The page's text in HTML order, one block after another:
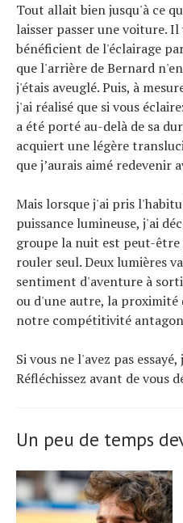
Tout allait bien jusqu'à ce
laisser passer une voiture. Il
bénéficient de l'éclairage
que l'arrière de Bernard
j'étais aveuglé. Puis, à
j'ai réalisé que si vous
a été porté au-delà de sa
acquiert une légère
que j’aurais aimé redevenir
Mais lorsque j'ai pris
puissance lumineuse, j'ai
groupe la nuit est peut-être
rouler seul. Deux lumières
sentiment d'aventure à
ou d'une autre, la proximité
notre compétitivité
Si vous ne l'avez pas
Réfléchissez avant de vous
Un peu de temps